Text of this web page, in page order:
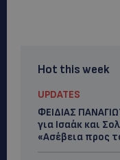
Hot this week
UPDATES
ΦΕΙΔΙΑΣ
για Ισαάκ και
«Ασέβεια προς